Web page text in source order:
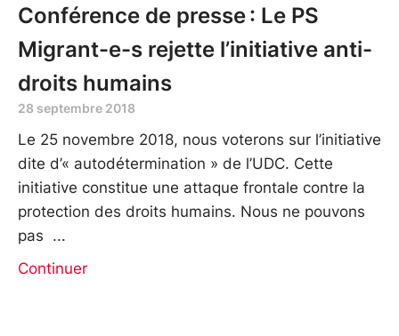
Conférence de presse : Le PS
Migrant-e-s rejette l’initiative anti-
droits humains
28 septembre 2018
Le 25 novembre 2018, nous voterons sur l’initiative
dite d’« autodétermination » de l’UDC. Cette
initiative constitue une attaque frontale contre la
protection des droits humains. Nous ne pouvons
pas
Continuer